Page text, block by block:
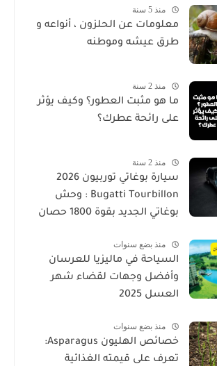
منذ 5 سنة
معلومات عن الحلزون ، أنواعه و
طرق عيشه وموطنه
منذ 2 سنة
ما هو مثبت العطور؟ وكيف يؤثر
على رائحة عطرك؟
منذ 2 سنة
سيارة بوغاتي توربيون 2026
Bugatti Tourbillon : وحش
بوغاتي الجديد بقوة 1800 حصان
منذ بضع سنوات
السياحة في ماليزيا للعرسان
وأفضل وجهات لقضاء شهر
العسل 2025
منذ بضع سنوات
خصائص الهليون Asparagus:
تعرف على قيمته الغذائية